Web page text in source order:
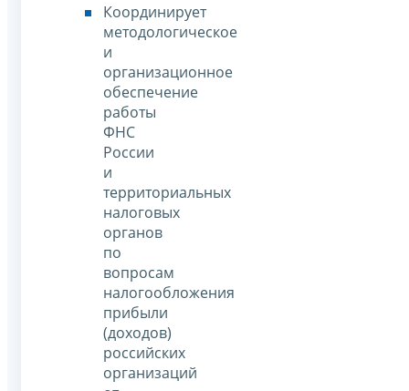
Координирует
методологическое
и
организационное
обеспечение
работы
ФНС
России
и
территориальных
налоговых
органов
по
вопросам
налогообложения
прибыли
(доходов)
российских
организаций